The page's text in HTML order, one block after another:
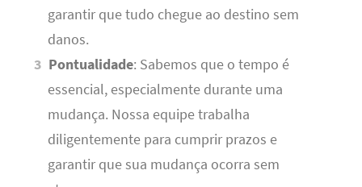
garantir que tudo chegue ao destino sem
danos.
Pontualidade: Sabemos que o tempo é
essencial, especialmente durante uma
mudança. Nossa equipe trabalha
diligentemente para cumprir prazos e
garantir que sua mudança ocorra sem